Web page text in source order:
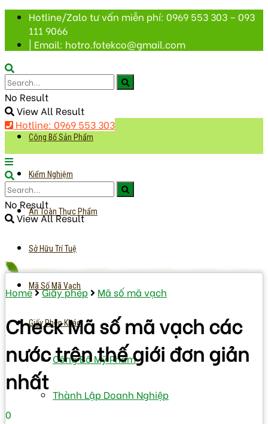
Hotline/Zalo tư vấn miễn phí: 0969 553 303 – 093
111 9066
| Email: hotro.fotekco@gmail.com
No Result
View All Result
Hotline: 0969 553 303
Công Bố Sản Phẩm
Kiểm Nghiệm
An Toàn Thực Phẩm
Sở Hữu Trí Tuệ
Mã Số Mã Vạch
Giấy Phép Khác
Công Bố Mỹ Phẩm
Thành Lập Doanh Nghiệp
No Result
View All Result
Home Giấy phép Mã số mã vạch
Check Mã số mã vạch các
nước trên thế giới đơn giản
nhất
0